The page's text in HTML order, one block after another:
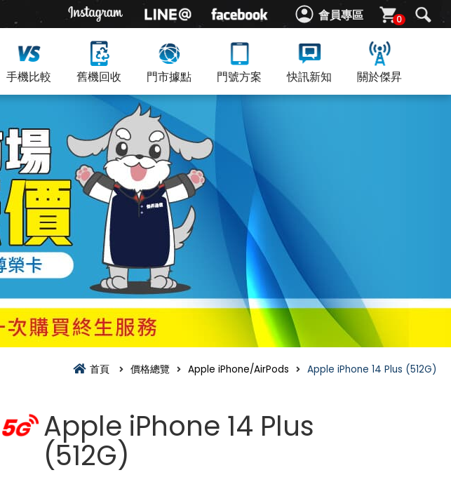
會員專區 0
手機比較 舊機回收 門市據點 門號方案 快訊新知 關於傑昇
首頁 價格總覽 Apple iPhone/AirPods Apple iPhone 14 Plus (512G)
Apple iPhone 14 Plus
(512G)